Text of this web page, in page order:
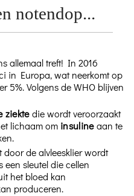
notendop...
allemaal treft! In 2016
in Europa, wat neerkomt op
5%. Volgens de WHO blijven
ziektedie wordt veroorzaakt
lichaam om insulineaan te
de alvleesklier wordt
sleutel die cellen
het bloed kan
produceren.